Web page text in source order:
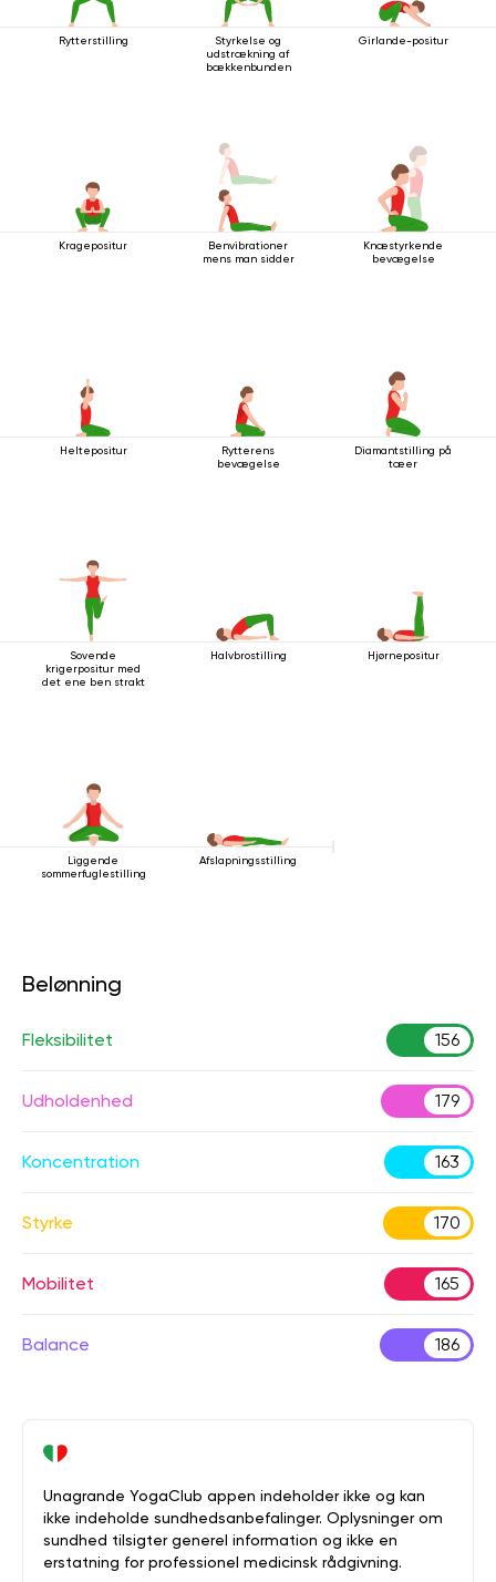
Rytterstilling
Styrkelse og
udstrækning af
bækkenbunden
Girlande-positur
Kragepositur
Benvibrationer
mens man sidder
Knæstyrkende
bevægelse
Heltepositur
Rytterens
bevægelse
Diamantstilling på
tæer
Sovende
krigerpositur med
det ene ben strakt
Halvbrostilling Hjørnepositur
Liggende
sommerfuglestilling
Afslapningsstilling
Belønning
Fleksibilitet 156
Udholdenhed 179
Koncentration 163
Styrke 170
Mobilitet 165
Balance 186
Unagrande YogaClub appen indeholder ikke og kan
ikke indeholde sundhedsanbefalinger. Oplysninger om
sundhed tilsigter generel information og ikke en
erstatning for professionel medicinsk rådgivning.